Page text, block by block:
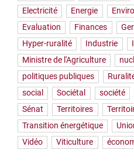
Electricité
Energie
Evaluation
Finances
Hyper-ruralité
Industrie
Ministre de l'Agriculture
politiques publiques
social
Sociétal société
Sénat
Territoires
Transition énergétique
Vidéo
Viticulture